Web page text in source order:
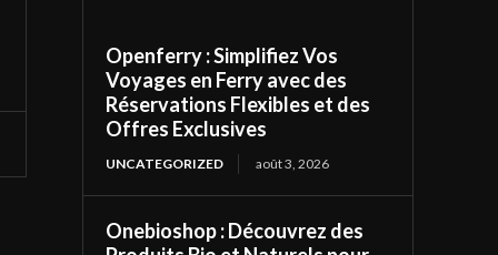
Openferry : Simplifiez Vos
Voyages en Ferry avec des
Réservations Flexibles et des
Offres Exclusives
UNCATEGORIZED août 3, 2026
Onebioshop : Découvrez des